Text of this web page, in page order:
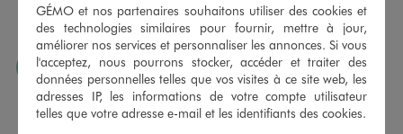
sous 30 jours, sur simple présentation du ticket de caisse,
dans tous les magasins GÉMO.
JE PEUX FAIRE RETOUCHER MES ARTICLES
Ourlets, ceintures… vous avez la possibilité de faire
retoucher vos articles textiles dans nos magasins. Les tarifs
GÉMO et nos partenaires souhaitons utiliser des cookies et
des technologies similaires pour fournir, mettre à jour,
améliorer nos services et personnaliser les annonces. Si vous
l'acceptez, nous pourrons stocker, accéder et traiter des
données personnelles telles que vos visites à ce site web, les
adresses IP, les informations de votre compte utilisateur
telles que votre adresse e-mail et les identifiants des cookies.